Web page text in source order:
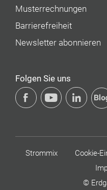
Musterrechnungen
Barrierefreiheit
Newsletter abonnieren
Folgen Sie uns
Strommix Cookie-
©